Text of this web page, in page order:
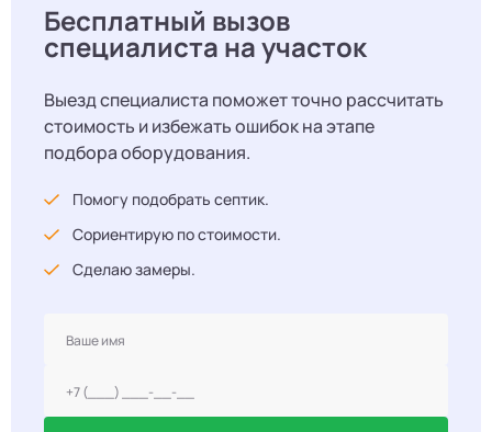
Бесплатный вызов
специалиста на участок
Выезд специалиста поможет точно рассчитать
стоимость и избежать ошибок на этапе
подбора оборудования.
Помогу подобрать септик.
Сориентирую по стоимости.
Сделаю замеры.